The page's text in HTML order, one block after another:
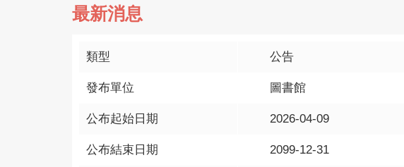
最新消息
類型 公告
發布單位 圖書館
公布起始日期 2026-04-09
公布結束日期 2099-12-31